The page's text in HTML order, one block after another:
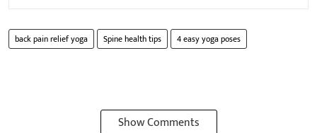
back pain relief yoga Spine health tips 4 easy yoga poses
Show Comments